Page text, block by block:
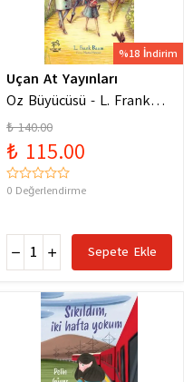
%18 İndirim
Uçan At Yayınları
Oz Büyücüsü - L. Frank
Baum
₺ 140.00
₺ 115.00
0 Değerlendirme
Sepete Ekle